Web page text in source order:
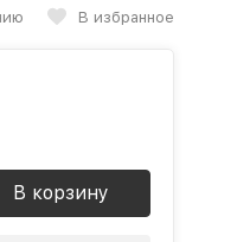
В избранное
В корзину